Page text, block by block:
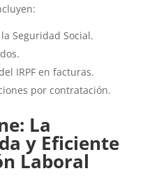
Seguridad Social.
IRPF en facturas.
por contratación.
La
y Eficiente
Laboral